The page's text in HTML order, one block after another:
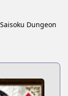
Dungeon